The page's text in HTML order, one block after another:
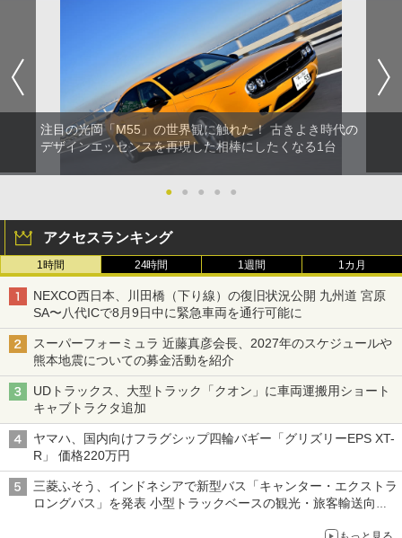
注目の光岡「M55」の世界観に触れた！ 古きよき時代の
デザインエッセンスを再現した相棒にしたくなる1台
● ● ● ● ●
アクセスランキング
1時間 24時間 1週間 1カ月
NEXCO西日本、川田橋（下り線）の復旧状況公開 九州道 宮原
SA〜八代ICで8月9日中に緊急車両を通行可能に
スーパーフォーミュラ 近藤真彦会長、2027年のスケジュールや
熊本地震についての募金活動を紹介
UDトラックス、大型トラック「クオン」に車両運搬用ショート
キャブトラクタ追加
ヤマハ、国内向けフラグシップ四輪バギー「グリズリーEPS XT-
R」 価格220万円
三菱ふそう、インドネシアで新型バス「キャンター・エクストラ
ロングバス」を発表 小型トラックベースの観光・旅客輸送向け